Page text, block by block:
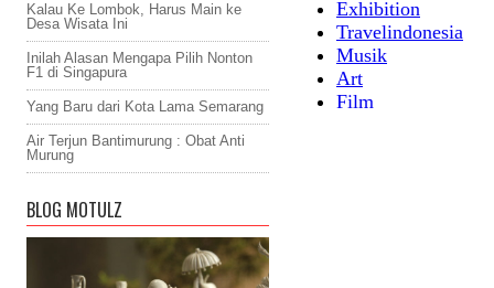
Kalau Ke Lombok, Harus Main ke
Desa Wisata Ini
Inilah Alasan Mengapa Pilih Nonton
F1 di Singapura
Yang Baru dari Kota Lama Semarang
Air Terjun Bantimurung : Obat Anti
Murung
BLOG MOTULZ